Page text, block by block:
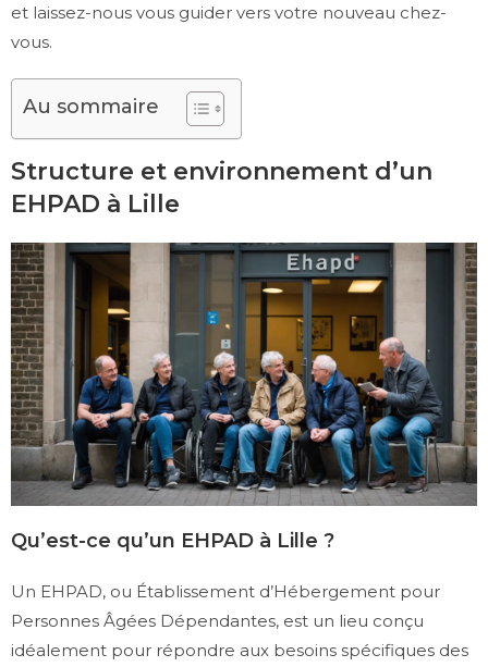
et laissez-nous vous guider vers votre nouveau chez-
vous.
Au sommaire
Structure et environnement d’un
EHPAD à Lille
Qu’est-ce qu’un EHPAD à Lille ?
Un EHPAD, ou Établissement d’Hébergement pour
Personnes Âgées Dépendantes, est un lieu conçu
idéalement pour répondre aux besoins spécifiques des